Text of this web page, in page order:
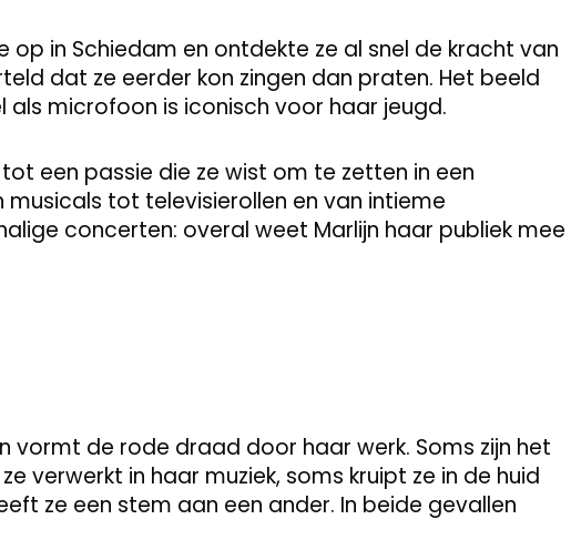
op in Schiedam en ontdekte ze al snel de kracht van
dat ze eerder kon zingen dan praten. Het beeld
microfoon is iconisch voor haar jeugd.
een passie die ze wist om te zetten in een
tot televisierollen en van intieme
concerten: overal weet Marlijn haar publiek mee
vormt de rode draad door haar werk. Soms zijn het
verwerkt in haar muziek, soms kruipt ze in de huid
ze een stem aan een ander. In beide gevallen